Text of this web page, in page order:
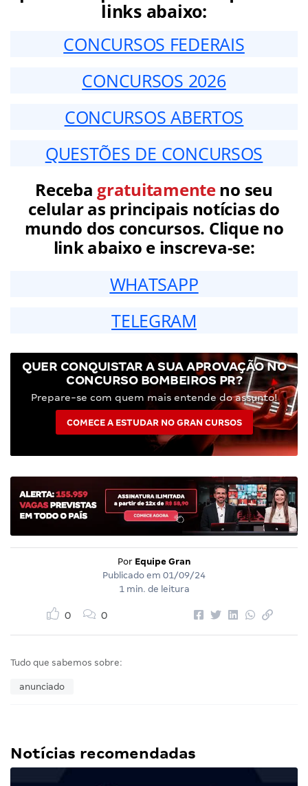
links abaixo:
CONCURSOS FEDERAIS
CONCURSOS 2026
CONCURSOS ABERTOS
QUESTÕES DE CONCURSOS
Receba gratuitamenteno seu
celular as principais notícias do
mundo dos concursos. Clique no
link abaixo e inscreva-se:
WHATSAPP
TELEGRAM
QUER CONQUISTAR A SUA APROVAÇÃO NO
CONCURSO BOMBEIROS PR?
Prepare-se com quem mais entende do assunto!
COMECE A ESTUDAR NO GRAN CURSOS
Por Equipe Gran
Publicado em 01/09/24
1 min. de leitura
0 0
Tudo que sabemos sobre:
anunciado
Notícias recomendadas